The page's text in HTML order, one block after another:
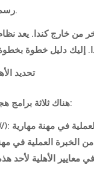
رسمية كندية؛ واستيفاء معايير إجادة اللغة.
من خارج كندا. يعد
تحديد
هناك ثلاثة برامج هجرة رئيسية تحت نظام الدخول السريع: